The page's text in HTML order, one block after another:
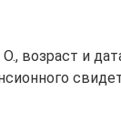
возраст и